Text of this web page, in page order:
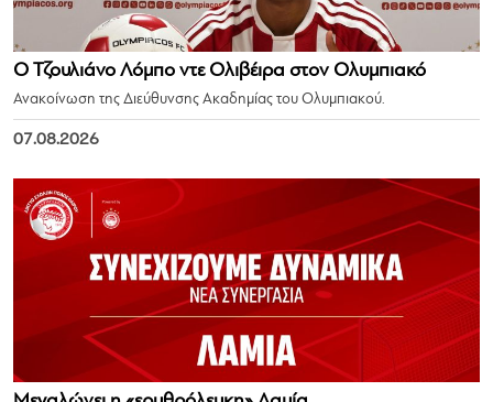
Ο Τζουλιάνο Λόμπο ντε Ολιβέιρα στον Ολυμπιακό
Ανακοίνωση της Διεύθυνσης Ακαδημίας του Ολυμπιακού.
07.08.2026